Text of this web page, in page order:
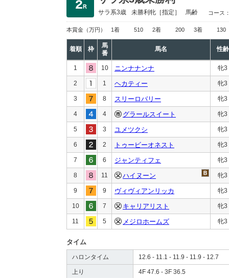
サラ系3歳 未勝利牝［指定］ 馬齢 コース
本賞金 （万円） 1着 510 2着 200 3着 130
着順 枠
馬
番
馬名 性齢
1 10 ニンナナンナ 牝3
2 1 ヘカティー 牝3
3 8 スリーロバリー 牝3
4 4 グラールスイート 牝3
5 3 ユメツクシ 牝3
6 2 トゥービーオネスト 牝3
7 6 ジャンティフェ 牝3
8 11 ハイヌーン 牝3
9 9 ヴィヴィアンリッカ 牝3
10 7 キャリアリスト 牝3
11 5 メジロホームズ 牝3
タイム
ハロンタイム 12.6 - 11.1 - 11.9 - 11.9 - 12.7
上り 4F 47.6 - 3F 36.5